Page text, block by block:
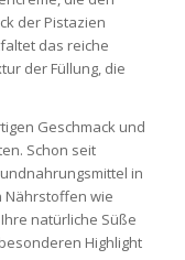
der Pistazien
das reiche
der Füllung, die
Geschmack und
Schon seit
in
Nährstoffen wie
natürliche Süße
Highlight